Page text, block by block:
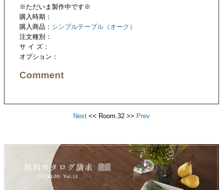
※ただいま製作中です※
購入時期：
購入商品： シンプルテーブル（オーク）
注文種別：
サ イ ズ：
オプション：
Comment
Next << Room.32 >> Prev